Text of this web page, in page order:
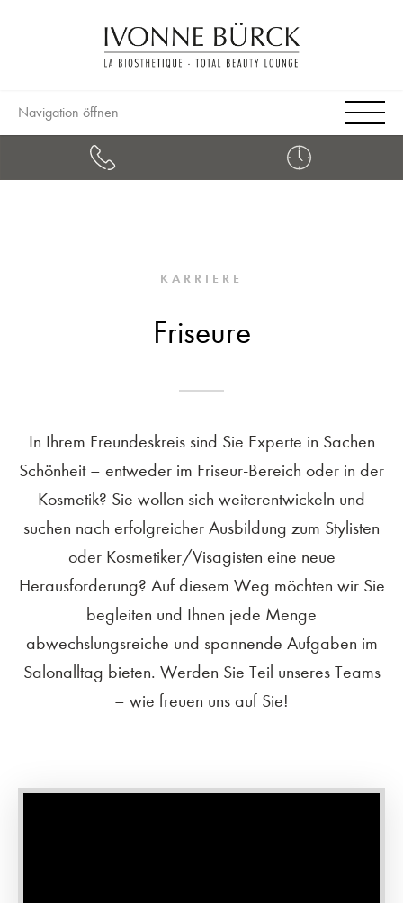
Navigation öffnen
KARRIERE
Friseure
In Ihrem Freundeskreis sind Sie Experte in Sachen
Schönheit – entweder im Friseur-Bereich oder in der
Kosmetik? Sie wollen sich weiterentwickeln und
suchen nach erfolgreicher Ausbildung zum Stylisten
oder Kosmetiker/Visagisten eine neue
Herausforderung? Auf diesem Weg möchten wir Sie
begleiten und Ihnen jede Menge
abwechslungsreiche und spannende Aufgaben im
Salonalltag bieten. Werden Sie Teil unseres Teams
– wie freuen uns auf Sie!